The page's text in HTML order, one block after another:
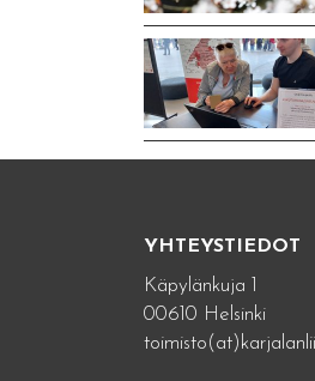
YHTEYSTIEDOT
Käpylänkuja 1
00610 Helsinki